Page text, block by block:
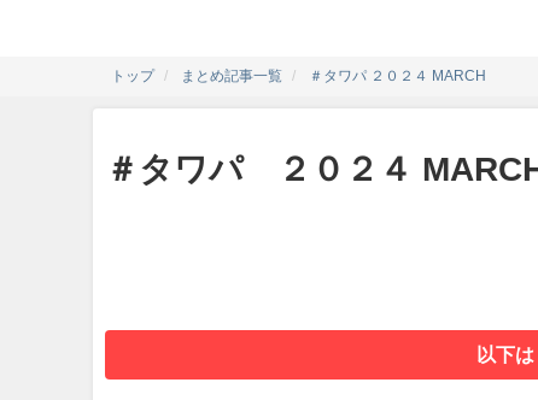
トップ まとめ記事一覧 ＃タワパ ２０２４ MARCH
＃タワパ ２０２４
以下